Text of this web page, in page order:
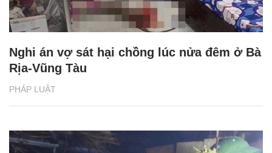
PHÁP LUẬT
Nghi án vợ sát hại chồng lúc nửa đêm ở Bà
Rịa-Vũng Tàu